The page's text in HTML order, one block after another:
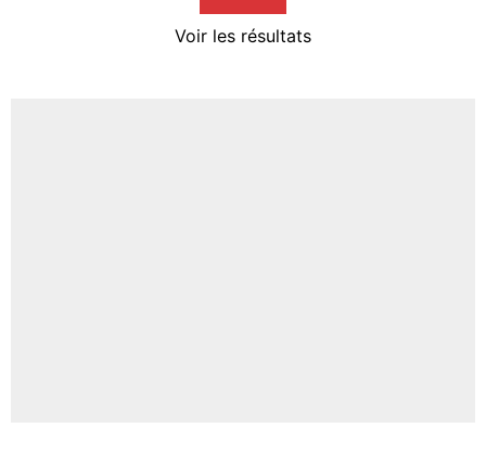
Voir les résultats